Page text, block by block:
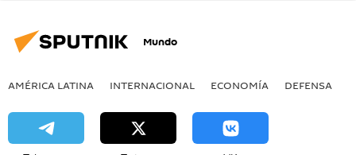
Mundo
AMÉRICA LATINA INTERNACIONAL ECONOMÍA DEFENSA